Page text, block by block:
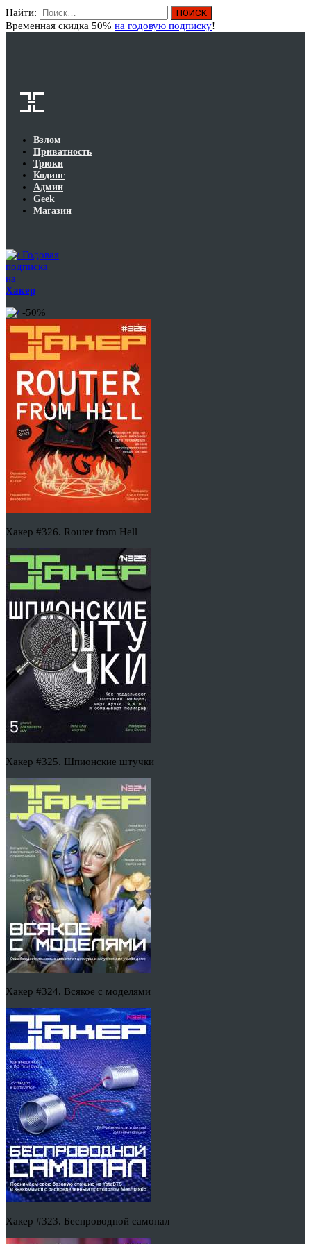
Найти:
Временная скидка 50% на годовую подписку!
Взлом
Приватность
Трюки
Кодинг
Админ
Geek
Магазин
Годовая
подписка
на
Хакер
-50%
Хакер #326. Router from Hell
Хакер #325. Шпионские штучки
Хакер #324. Всякое с моделями
Хакер #323. Беспроводной самопал